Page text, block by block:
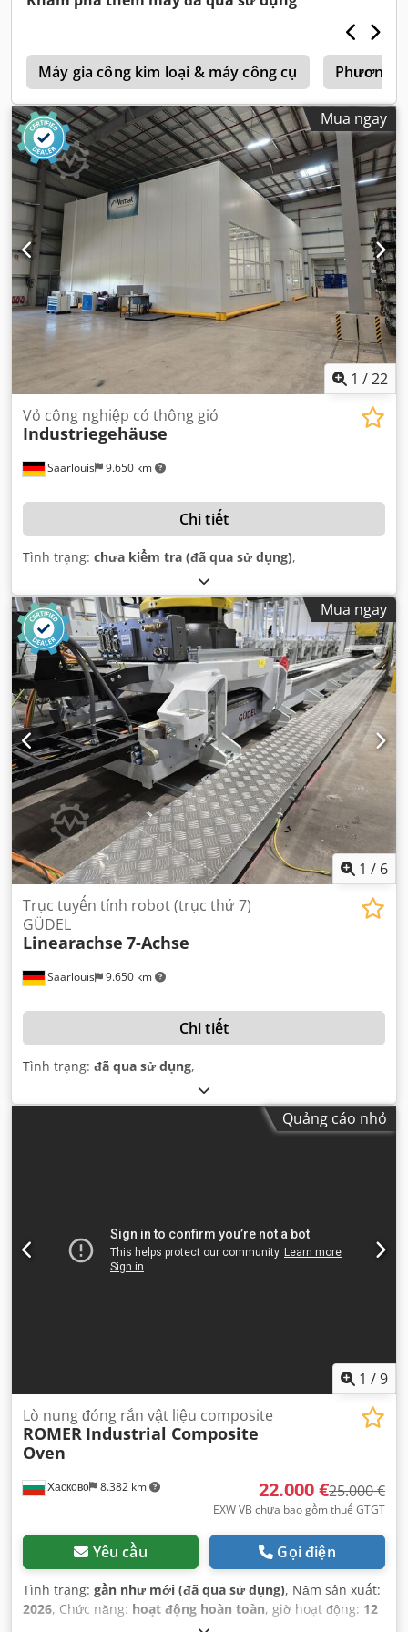
Máy gia công kim loại & máy công cụ Phương
Mua ngay
1 /22
Saarlouis 9.650 km
Vỏ công nghiệp có thông gió
Industriegehäuse
Chi tiết
Tình trạng: chưa kiểm tra (đã qua sử dụng),
Mua ngay
1 / 6
Saarlouis 9.650 km
Trục tuyến tính robot (trục thứ 7)
GÜDEL
Linearachse 7-Achse
Chi tiết
Tình trạng: đã qua sử dụng,
Quảng cáo nhỏ
1 /9
Хасково 8.382 km
Lò nung đóng rắn vật liệu composite
ROMER Industrial Composite
Oven
22.000 €25.000 €
EXW VB chưa bao gồm thuế GTGT
Yêu cầu Gọi điện
Tình trạng: gần như mới (đã qua sử dụng), Năm sản xuất:
2026, Chức năng: hoạt động hoàn toàn, giờ hoạt động: 12
30 kW (40,79 mã lực)